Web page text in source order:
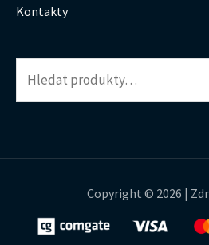
Kontakty
Copyright © 2026 |